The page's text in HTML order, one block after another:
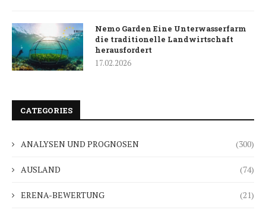
Nemo Garden Eine Unterwasserfarm
die traditionelle Landwirtschaft
herausfordert
17.02.2026
CATEGORIES
ANALYSEN UND PROGNOSEN (300)
AUSLAND (74)
ERENA-BEWERTUNG (21)